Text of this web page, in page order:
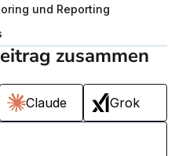
und Reporting
zusammen
Claude Grok